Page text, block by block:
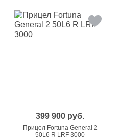
399 900 руб.
Прицел Fortuna General 2
50L6 R LRF 3000